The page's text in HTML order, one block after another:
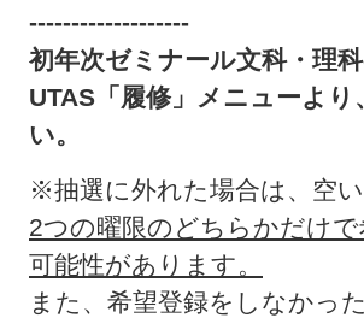
-------------------
初年次ゼミナール文科・理
UTAS「履修」メニューよ
い。
※抽選に外れた場合は、空
2つの曜限のどちらかだけ
可能性があります。
また、希望登録をしなかっ